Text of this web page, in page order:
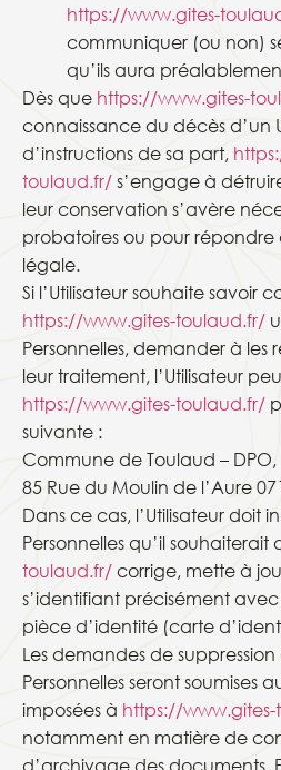
https://www.gites-
communiquer (ou non)
qu’ils aura
Dès que https://www.gites-
connaissance du décès d’un
d’instructions de sa part,
toulaud.fr/ s’engage à
leur conservation s’avère
probatoires ou pour
légale.
Si l’Utilisateur souhaite savoir
https://www.gites-toulaud.fr/
Personnelles, demander à les
leur traitement, l’Utilisateur
https://www.gites-toulaud.fr/
suivante :
Commune de Toulaud – DPO,
85 Rue du Moulin de l’Aure
Dans ce cas, l’Utilisateur doit
Personnelles qu’il souhaiterait
toulaud.fr/ corrige, mette à
s’identifiant précisément
pièce d’identité (carte
Les demandes de
Personnelles seront soumises
imposées à https://
notamment en matière de
d’archivage des documents.